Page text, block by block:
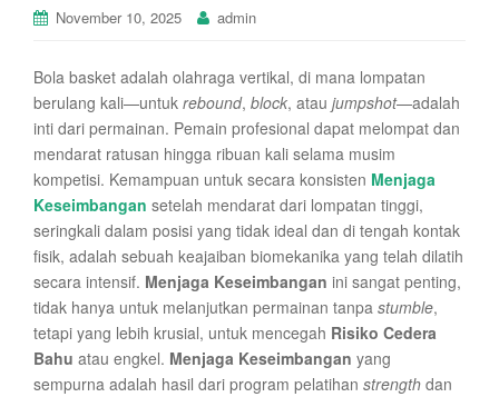
November 10, 2025 admin
Bola basket adalah olahraga vertikal, di mana lompatan
berulang kali—untuk rebound, block, atau jumpshot—adalah
inti dari permainan. Pemain profesional dapat melompat dan
mendarat ratusan hingga ribuan kali selama musim
kompetisi. Kemampuan untuk secara konsisten Menjaga
Keseimbangan setelah mendarat dari lompatan tinggi,
seringkali dalam posisi yang tidak ideal dan di tengah kontak
fisik, adalah sebuah keajaiban biomekanika yang telah dilatih
secara intensif. Menjaga Keseimbangan ini sangat penting,
tidak hanya untuk melanjutkan permainan tanpa stumble,
tetapi yang lebih krusial, untuk mencegah Risiko Cedera
Bahu atau engkel. Menjaga Keseimbangan yang
sempurna adalah hasil dari program pelatihan strength dan